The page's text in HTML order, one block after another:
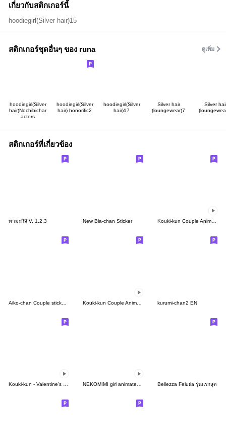
เกี่ยวกับสติกเกอร์นี้
hoodiegirl(Silver hair)15
สติกเกอร์ชุดอื่นๆ ของ runa ดูเพิ่ม
hoodiegirl(Silver
hair)Nochibichar
acters
hoodiegirl(Silver
hair) honorific2
hoodiegirl(Silver
hair)17
Silver hair
(loungewear)7
Silver
สติกเกอร์ที่เกี่ยวข้อง
ทามะกิจิ V. 1,2,3 New Bia-chan Sticker Kouki-kun Couple Animated Sticker 01
kurumi-chan2 EN
Bellezza Felutia รุ่นแรกสุด